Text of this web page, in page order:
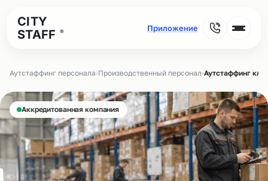
CITY
STAFF
®
Аутстаффинг персонала›Производственный персонал›Аутстаффинг
Аккредитованная компания